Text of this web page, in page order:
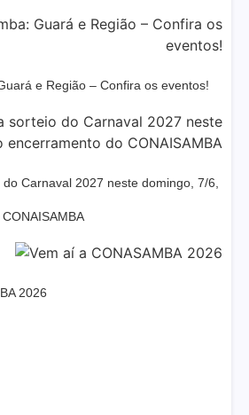
e Região – Confira os eventos!
Carnaval 2027 neste domingo, 7/6,
2026